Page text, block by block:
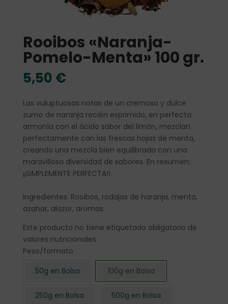
Rooibos «Naranja-
Pomelo-Menta» 100 gr.
5,50 €
Las vuluptuosas notas de un cremoso y dulce
zumo de naranja recién exprimido, en perfecta
armonía con el ácido sabor del limón, mezclan
perfectamente con las frescas hojas de menta,
creando una mezcla bien equilibrada con una
maravillosa diversidad de sabores. En resumen:
¡¡SIMPLEMENTE PERFECTA!!.
Ingredientes: Rooibos, rodajas de naranja, menta,
azahar, alazor, aromas.
Este producto no tiene etiquetado obligatorio de
valores nutricionales
Peso/formato
50g en Bolsa
100g en Bolsa
250g en Bolsa 500g en Bolsa